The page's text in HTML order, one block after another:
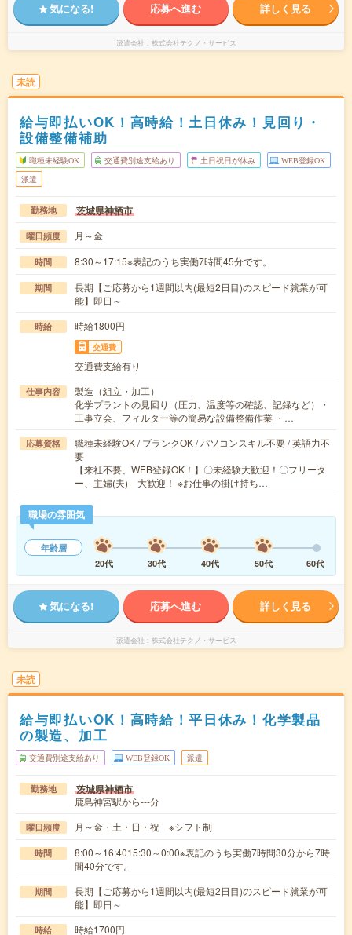
気になる! 応募へ進む 詳しく見る
派遣会社 株式会社テクノ・サービス
未読
給与即払いOK！高時給！土日休み！見回り・
設備整備補助
職種未経験OK 交通費別途支給あり 土日祝日が休み WEB登録OK
派遣
勤務地 茨城県神栖市
曜日頻度 月～金
時間 8:30～17:15※表記のうち実働7時間45分です。
期間
長期【ご応募から1週間以内(最短2日目)のスピード就業が可
能】即日～
時給 時給1800円
交通費
交通費支給有り
仕事内容
製造（組立・加工）
化学プラントの見回り（圧力、温度等の確認、記録など）・
工事立会、フィルター等の簡易な設備整備作業 ・…
応募資格
職種未経験OK / ブランクOK / パソコンスキル不要 / 英語力不
要
【来社不要、WEB登録OK！】〇未経験大歓迎！〇フリータ
ー、主婦(夫) 大歓迎！ ※お仕事の掛け持ち…
職場の雰囲気
年齢層
20代
30代 40代 50代 60代
気になる! 応募へ進む 詳しく見る
派遣会社 株式会社テクノ・サービス
未読
給与即払いOK！高時給！平日休み！化学製品
の製造、加工
交通費別途支給あり WEB登録OK 派遣
勤務地 茨城県神栖市
鹿島神宮駅から---分
曜日頻度 月～金・土・日・祝 ※シフト制
時間
8:00～16:4015:30～0:00※表記のうち実働7時間30分から7時
間40分です。
期間
長期【ご応募から1週間以内(最短2日目)のスピード就業が可
能】即日～
時給 時給1700円